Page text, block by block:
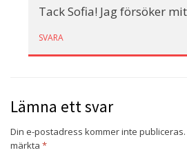
Tack Sofia! Jag försöker
SVARA
Lämna ett svar
Din e-postadress kommer inte publiceras.
märkta *